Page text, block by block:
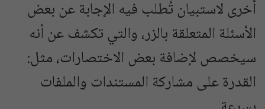
أخرى لاستبيان تُطلب فيه الإجابة عن بعض
الأسئلة المتعلقة بالزر، والتي تكشف عن أنه
سيخصص لإضافة بعض الاختصارات، مثل:
القدرة على مشاركة المستندات والملفات